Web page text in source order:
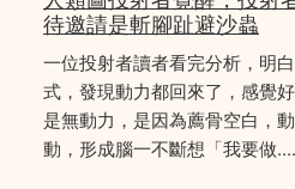
待邀請是斬腳趾避沙蟲
一位投射者讀者看完分析，明
式，發現動力都回來了，感覺
是無動力，是因為薦骨空白，
動，形成腦一不斷想「我要做